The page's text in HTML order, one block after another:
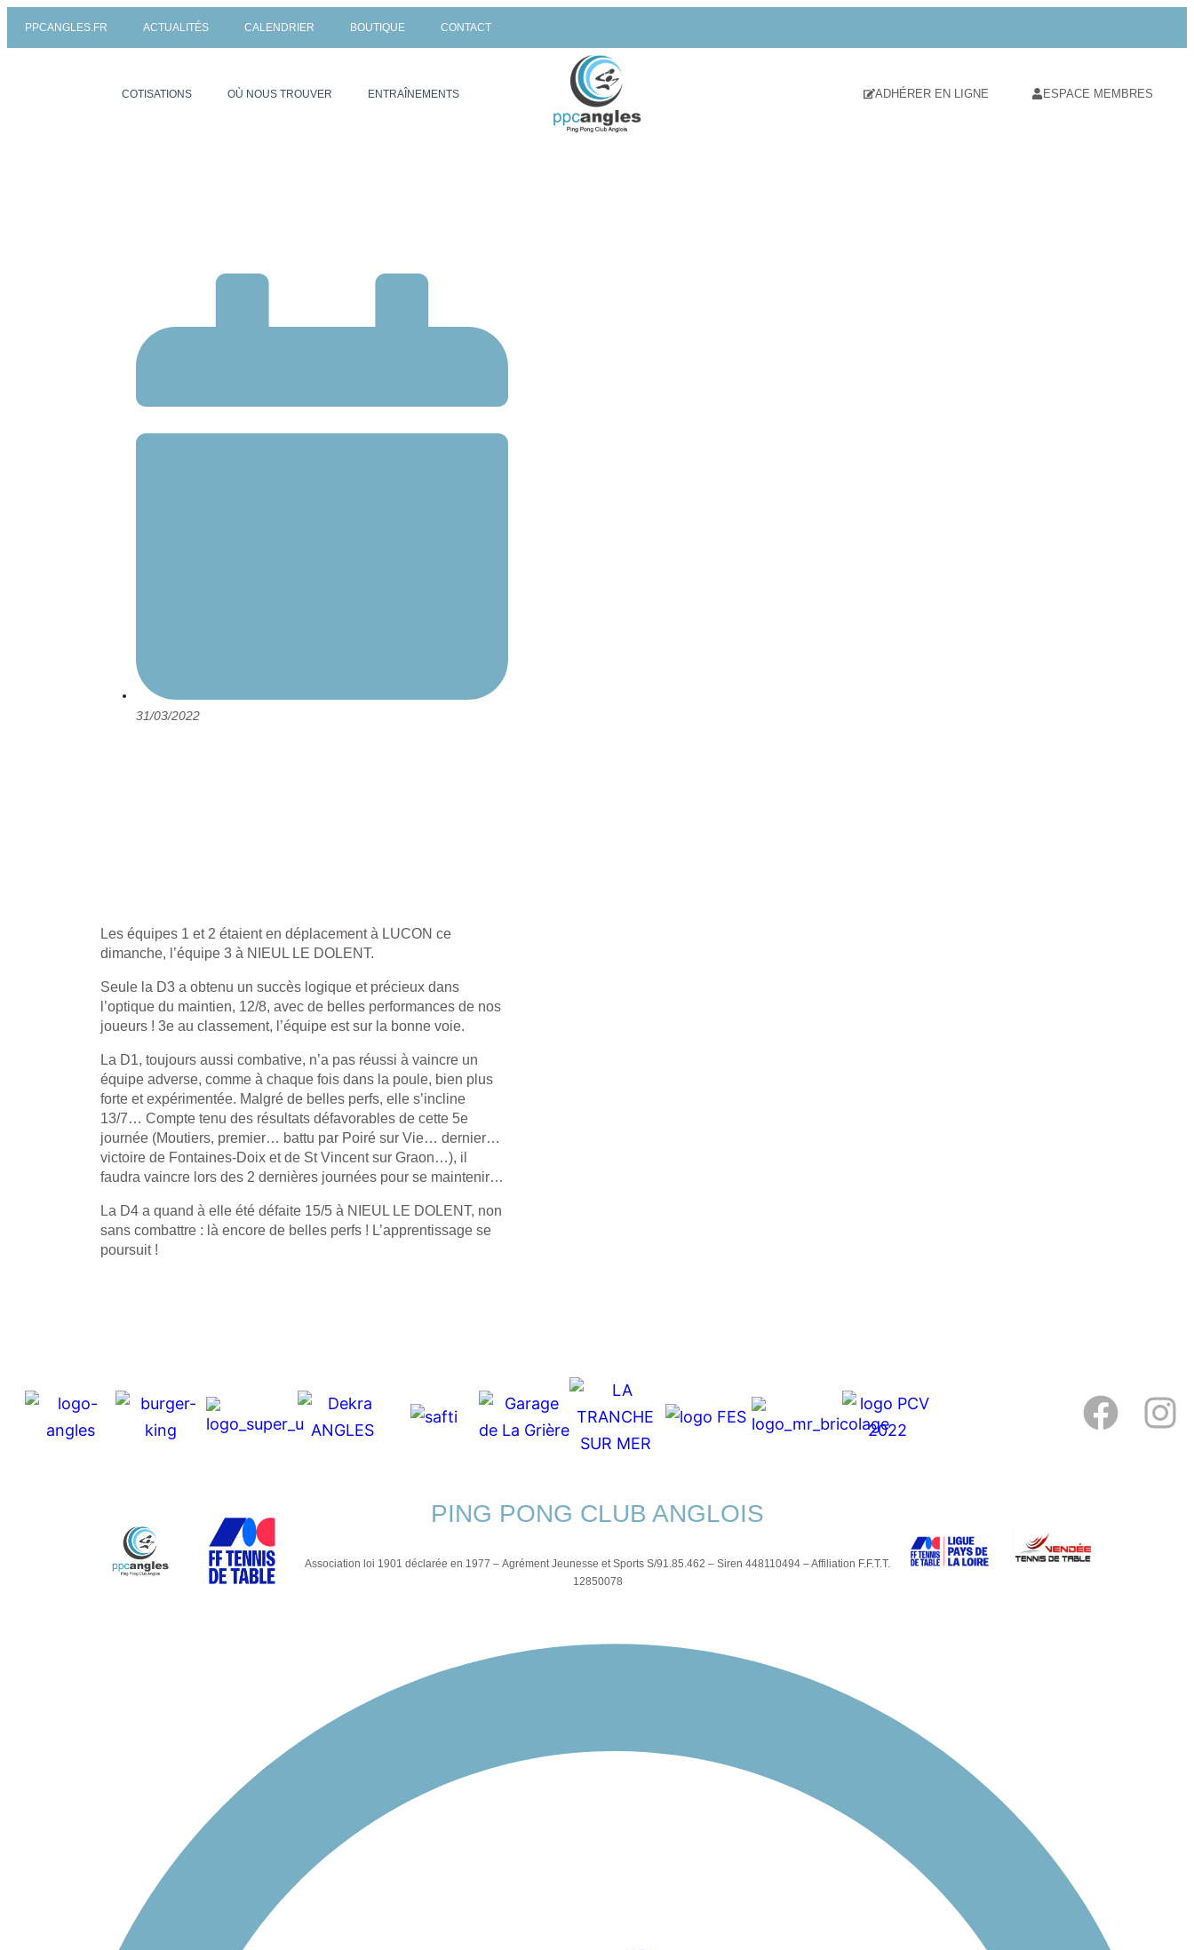
PPCANGLES.FR ACTUALITÉS CALENDRIER BOUTIQUE CONTACT
COTISATIONS OÙ NOUS TROUVER ENTRAÎNEMENTS ADHÉRER EN LIGNE ESPACE MEMBRES
31/03/2022
Les équipes 1 et 2 étaient en déplacement à LUCON ce
dimanche, l’équipe 3 à NIEUL LE DOLENT.
Seule la D3 a obtenu un succès logique et précieux dans
l’optique du maintien, 12/8, avec de belles performances de nos
joueurs ! 3e au classement, l’équipe est sur la bonne voie.
La D1, toujours aussi combative, n’a pas réussi à vaincre un
équipe adverse, comme à chaque fois dans la poule, bien plus
forte et expérimentée. Malgré de belles perfs, elle s’incline
13/7… Compte tenu des résultats défavorables de cette 5e
journée (Moutiers, premier… battu par Poiré sur Vie… dernier…
victoire de Fontaines-Doix et de St Vincent sur Graon…), il
faudra vaincre lors des 2 dernières journées pour se maintenir…
La D4 a quand à elle été défaite 15/5 à NIEUL LE DOLENT, non
sans combattre : là encore de belles perfs ! L’apprentissage se
poursuit !
PING PONG CLUB ANGLOIS
Association loi 1901 déclarée en 1977 –Agrément Jeunesse et Sports S/91.85.462 –Siren 448110494 –Affiliation F.F.T.T.
12850078